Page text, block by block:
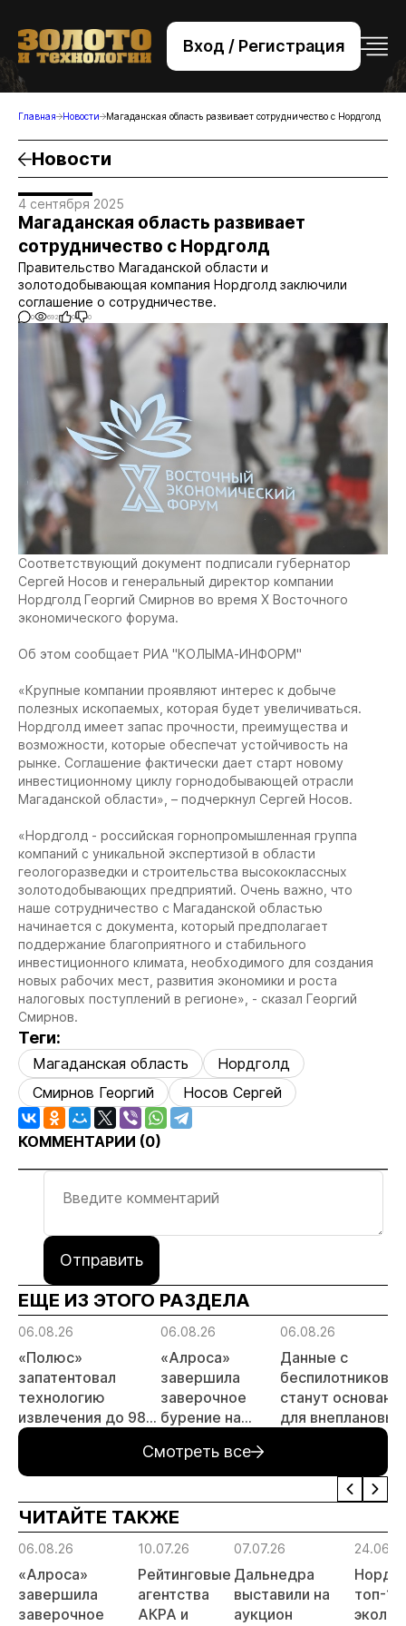
Вход / Регистрация
+7 (495) 221-76-32
bsv@zolteh.ru
Главная Новости Магаданская область развивает сотрудничество с Нордголд
Новости
4 сентября 2025
Магаданская область развивает
сотрудничество с Нордголд
Правительство Магаданской области и
золотодобывающая компания Нордголд заключили
соглашение о сотрудничестве.
0 692 0 0
Соответствующий документ подписали губернатор
Сергей Носов и генеральный директор компании
Нордголд Георгий Смирнов во время Х Восточного
экономического форума.
Об этом сообщает РИА "КОЛЫМА-ИНФОРМ"
«Крупные компании проявляют интерес к добыче
полезных ископаемых, которая будет увеличиваться.
Нордголд имеет запас прочности, преимущества и
возможности, которые обеспечат устойчивость на
рынке. Соглашение фактически дает старт новому
инвестиционному циклу горнодобывающей отрасли
Магаданской области», – подчеркнул Сергей Носов.
«Нордголд - российская горнопромышленная группа
компаний с уникальной экспертизой в области
геологоразведки и строительства высококлассных
золотодобывающих предприятий. Очень важно, что
наше сотрудничество с Магаданской областью
начинается с документа, который предполагает
поддержание благоприятного и стабильного
инвестиционного климата, необходимого для создания
новых рабочих мест, развития экономики и роста
налоговых поступлений в регионе», - сказал Георгий
Смирнов.
Теги:
Магаданская область
Нордголд
Смирнов Георгий
Носов Сергей
КОММЕНТАРИИ (0)
Отправить
ЕЩЕ ИЗ ЭТОГО РАЗДЕЛА
06.08.26
«Полюс»
запатентовал
технологию
извлечения до 98%
золота из
металлургического
шлака
06.08.26
«Алроса»
завершила
заверочное
бурение на
месторождении
Дегдекан
06.08.26
Данные с
беспилотников
станут
для внеплановых
Смотреть все
ЧИТАЙТЕ ТАКЖЕ
06.08.26
«Алроса»
завершила
заверочное
10.07.26
Рейтинговые
агентства
АКРА и
07.07.26
Дальнедра
выставили на
аукцион
топ-10